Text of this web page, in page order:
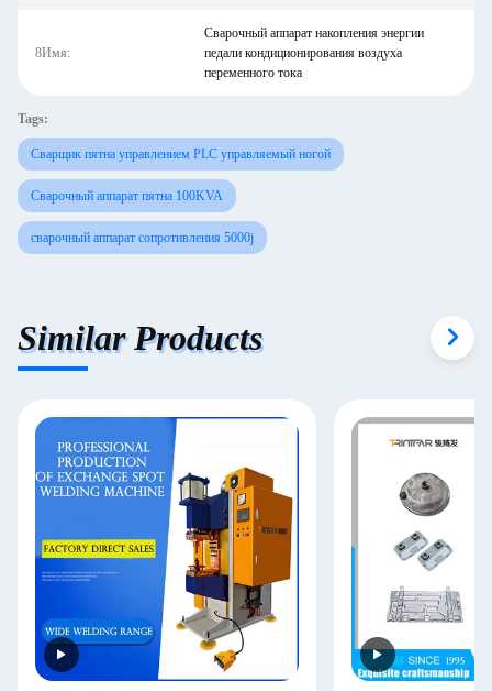
8Имя:
Сварочный аппарат накопления энергии
педали кондиционирования воздуха
переменного тока
Tags:
Сварщик пятна управлением PLC управляемый ногой
Сварочный аппарат пятна 100KVA
сварочный аппарат сопротивления 5000j
Similar Products